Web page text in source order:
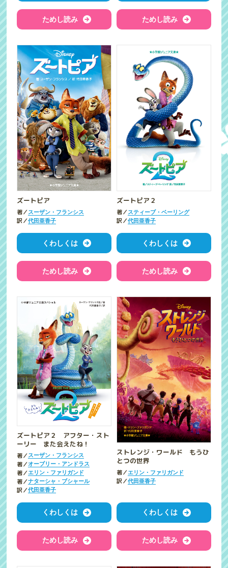
ためし読み ためし読み
ズートピア
著／スーザン・フランシス
訳／代田亜香子
くわしくは
ためし読み
ズートピア２
著／スティーブ・ベーリング
訳／代田亜香子
くわしくは
ためし読み
ズートピア２ アフター・スト
ーリー また会えたね！
著／スーザン・フランシス
著／オーブリー・アンドラス
著／エリン・ファリガンド
著／ナターシャ・ブシャール
訳／代田亜香子
くわしくは
ためし読み
ストレンジ・ワールド もうひ
とつの世界
著／エリン・ファリガンド
訳／代田亜香子
くわしくは
ためし読み